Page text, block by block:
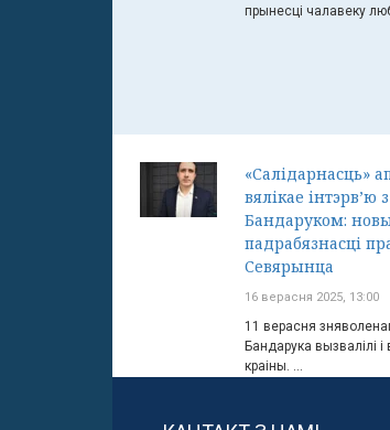
прынесці чалавеку
«Салідарнасць»
вялікае інтэрв’ю
Бандаруком:
падрабязнасці
Севярынца
16 верасня 2025, 13:00
11 верасня
Бандарука вызвалілі
краіны. ...